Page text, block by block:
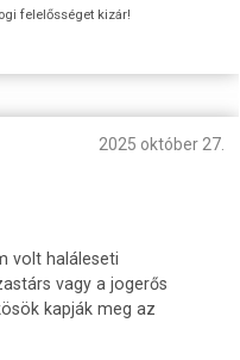
felelősséget kizár!
2025 október 27.
volt haláleseti
vagy a jogerős
kapják meg az